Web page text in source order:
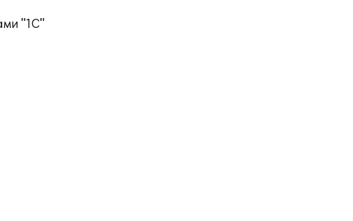
"1С"